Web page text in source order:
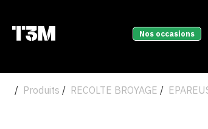
Nos occasions
Produits RECOLTE BROYAGE